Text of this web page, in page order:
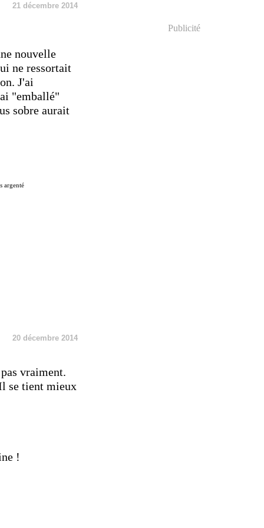
21 décembre 2014
nouvelle
ne ressortait
J'ai
"emballé"
sobre aurait
argenté
20 décembre 2014
vraiment.
se tient mieux
!
Publicité